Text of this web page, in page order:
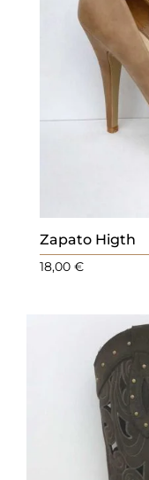
Zapato Higth
18,00 €